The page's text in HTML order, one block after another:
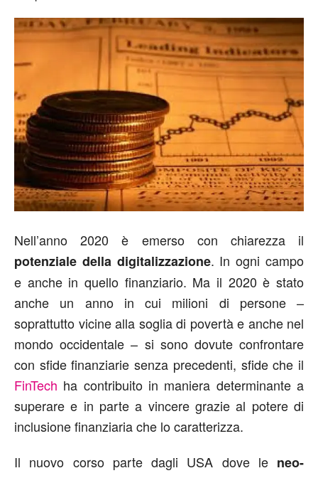
Nell’anno 2020 è emerso con chiarezza il
potenziale della digitalizzazione. In ogni campo
e anche in quello finanziario. Ma il 2020 è stato
anche un anno in cui milioni di persone –
soprattutto vicine alla soglia di povertà e anche nel
mondo occidentale – si sono dovute confrontare
con sfide finanziarie senza precedenti, sfide che il
FinTech ha contribuito in maniera determinante a
superare e in parte a vincere grazie al potere di
inclusione finanziaria che lo caratterizza.
Il nuovo corso parte dagli USA dove le neo-